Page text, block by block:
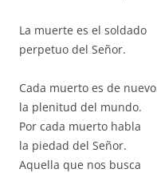
La muerte es el soldado
perpetuo del Señor.
Cada muerto es de nuevo
la plenitud del mundo.
Por cada muerto habla
la piedad del Señor.
Aquella que nos busca